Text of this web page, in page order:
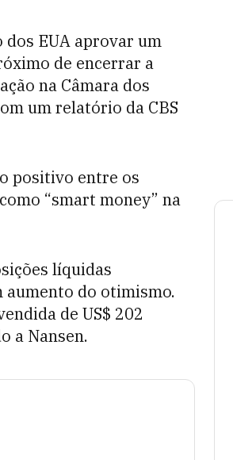
dos EUA aprovar um
de encerrar a
na Câmara dos
um relatório da CBS
positivo entre os
“smart money” na
líquidas
aumento do otimismo.
de US$ 202
a Nansen.